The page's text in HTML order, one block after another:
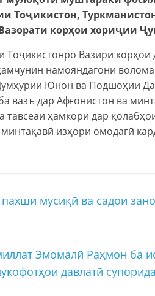
Тоҷикистон,
корҳои хориҷии
Тоҷикистонро Вазири
намояндагони
Юнон ва Подшоҳии
вазъ дар Афғонистон ва
тавсеаи ҳамкорӣ дар
изҳори омодагӣ
мусиқӣ ва садои
Эмомалӣ Раҳмон ба
давлатӣ